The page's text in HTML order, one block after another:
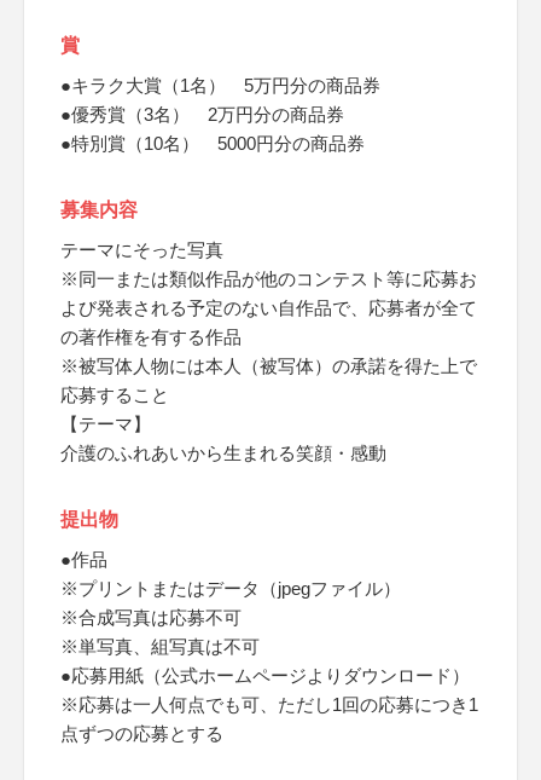
賞
●キラク大賞（1名） 5万円分の商品券
●優秀賞（3名） 2万円分の商品券
●特別賞（10名） 5000円分の商品券
募集内容
テーマにそった写真
※同一または類似作品が他のコンテスト等に応募お
よび発表される予定のない自作品で、応募者が全て
の著作権を有する作品
※被写体人物には本人（被写体）の承諾を得た上で
応募すること
【テーマ】
介護のふれあいから生まれる笑顔・感動
提出物
●作品
※プリントまたはデータ（jpegファイル）
※合成写真は応募不可
※単写真、組写真は不可
●応募用紙（公式ホームページよりダウンロード）
※応募は一人何点でも可、ただし1回の応募につき1
点ずつの応募とする